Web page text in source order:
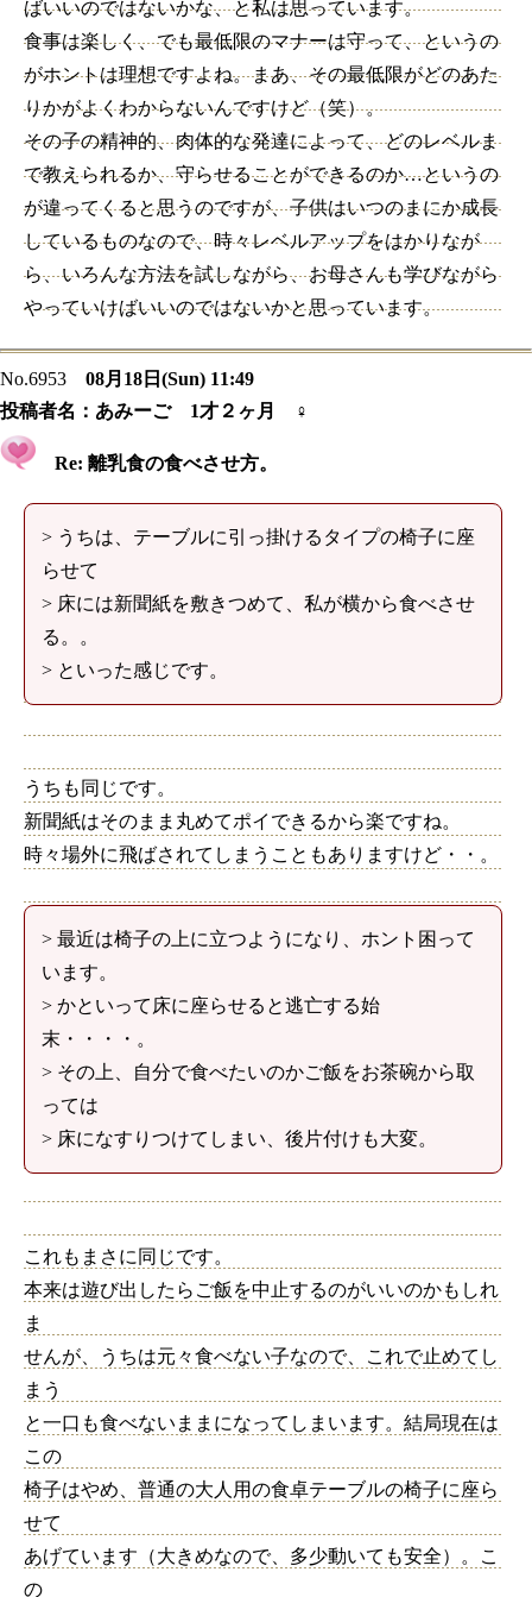
ばいいのではないかな、と私は思っています。
食事は楽しく、でも最低限のマナーは守って、というの
がホントは理想ですよね。まあ、その最低限がどのあた
りかがよくわからないんですけど（笑）。
その子の精神的、肉体的な発達によって、どのレベルま
で教えられるか、守らせることができるのか…というの
が違ってくると思うのですが、子供はいつのまにか成長
しているものなので、時々レベルアップをはかりなが
ら、いろんな方法を試しながら、お母さんも学びながら
やっていけばいいのではないかと思っています。
No.6953
08月18日(Sun) 11:49
投稿者名： あみーご 1才２ヶ月 ♀
Re: 離乳食の食べさせ方。
> うちは、テーブルに引っ掛けるタイプの椅子に座
らせて
> 床には新聞紙を敷きつめて、私が横から食べさせ
る。。
> といった感じです。
うちも同じです。
新聞紙はそのまま丸めてポイできるから楽ですね。
時々場外に飛ばされてしまうこともありますけど・・。
> 最近は椅子の上に立つようになり、ホント困って
います。
> かといって床に座らせると逃亡する始
末・・・・。
> その上、自分で食べたいのかご飯をお茶碗から取
っては
> 床になすりつけてしまい、後片付けも大変。
これもまさに同じです。
本来は遊び出したらご飯を中止するのがいいのかもしれ
ま
せんが、うちは元々食べない子なので、これで止めてし
まう
と一口も食べないままになってしまいます。結局現在は
この
椅子はやめ、普通の大人用の食卓テーブルの椅子に座ら
せて
あげています（大きめなので、多少動いても安全）。こ
の